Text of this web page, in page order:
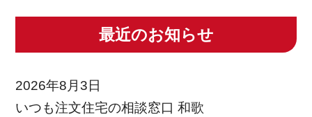
最近のお知らせ
2026年8月3日
いつも注文住宅の相談窓口 和歌